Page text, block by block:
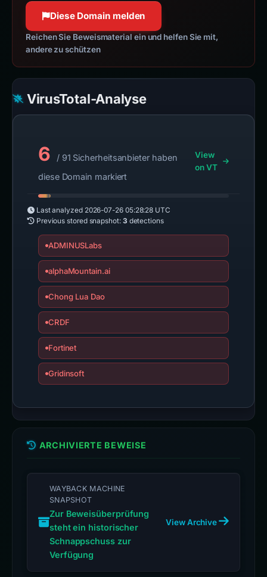
Diese Domain melden
Reichen Sie Beweismaterial ein und helfen Sie mit,
andere zu schützen
VirusTotal-Analyse
6
/ 91 Sicherheitsanbieter haben
diese Domain markiert
View
on VT
Last analyzed 2026-07-26 05:28:28 UTC
Previous stored snapshot: 3 detections
ADMINUSLabs
alphaMountain.ai
Chong Lua Dao
CRDF
Fortinet
Gridinsoft
ARCHIVIERTE BEWEISE
WAYBACK MACHINE
SNAPSHOT
Zur Beweisüberprüfung
steht ein historischer
Schnappschuss zur
Verfügung
View Archive